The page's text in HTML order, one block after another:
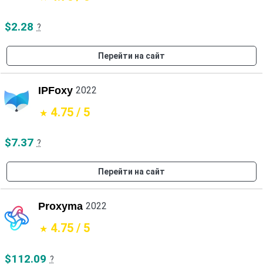
$2.28 ?
Перейти на сайт
IPFoxy 2022
4.75 / 5
$7.37 ?
Перейти на сайт
Proxyma 2022
4.75 / 5
$112.09 ?